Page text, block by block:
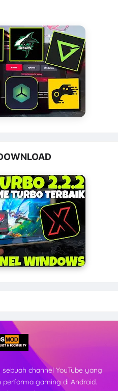
sebuah channel YouTube yang
gaming di Android.